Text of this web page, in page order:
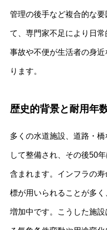
管理の後手など複合的な
て、専門家不足により日常
事故や不便が生活者の身
ります。
歴史的背景と耐用年
多くの水道施設、道路・
して整備され、その後50
含まれます。インフラの
標が用いられることが多
増加中です。こうした施